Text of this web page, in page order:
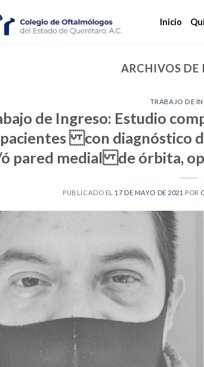
Inicio
ARCHIVOS DE
TRABAJO DE
de Ingreso: Estudio
con diagnóstico
pared medial de órbita,
PUBLICADO EL 17 DE MAYO DE 2021 POR